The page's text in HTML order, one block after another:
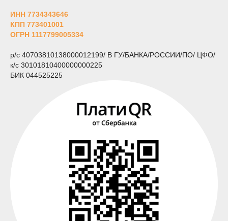
ИНН 7734343646
КПП 773401001
ОГРН 1117799005334
р/с 40703810138000012199/ В ГУ/БАНКА/РОССИИ/ПО/ ЦФО/
к/с 30101810400000000225
БИК 044525225